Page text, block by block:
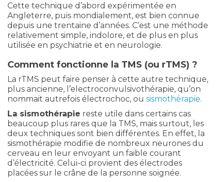
Cette technique d’abord expérimentée en
Angleterre, puis mondialement, est bien connue
depuis une trentaine d’années. C’est une méthode
relativement simple, indolore, et de plus en plus
utilisée en psychiatrie et en neurologie.
Comment fonctionne la TMS (ou rTMS) ?
La rTMS peut faire penser à cette autre technique,
plus ancienne, l’electroconvulsivothérapie, qu’on
nommait autrefois électrochoc, ou sismothérapie.
La sismothérapie reste utile dans certains cas
beaucoup plus rares que la TMS, mais surtout, les
deux techniques sont bien différentes. En effet, la
sismothérapie modifie de nombreux neurones du
cerveau en leur envoyant un faible courant
d’électricité. Celui-ci provient des électrodes
placées sur le crâne de la personne soignée.